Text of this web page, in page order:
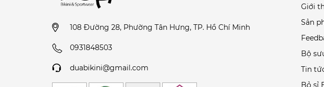
108 Đường 28, Phường Tân Hưng, TP. Hồ Chí Minh
0931848503
duabikini@gmail.com
Giới
Sản
Bộ
Tin
Bỏ sỉ